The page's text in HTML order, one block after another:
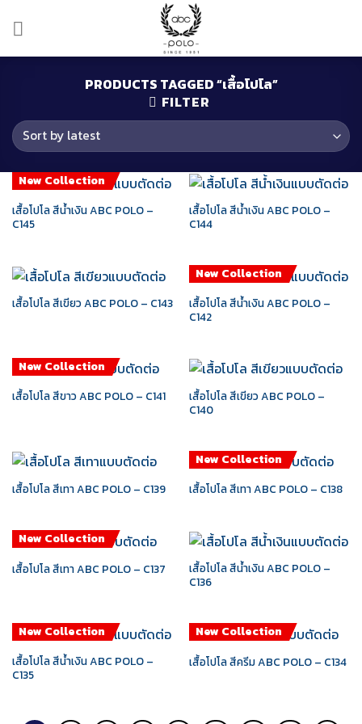
PRODUCTS TAGGED “เสื้อโปโล”
FILTER
New Collection
เสื้อโปโล สีน้ำเงิน ABC POLO –
C145
เสื้อโปโล สีน้ำเงิน ABC POLO –
C144
เสื้อโปโล สีเขียว ABC POLO – C143
New Collection
เสื้อโปโล สีน้ำเงิน ABC POLO –
C142
New Collection
เสื้อโปโล สีขาว ABC POLO – C141
เสื้อโปโล สีเขียว ABC POLO –
C140
เสื้อโปโล สีเทา ABC POLO – C139
New Collection
เสื้อโปโล สีเทา ABC POLO – C138
New Collection
เสื้อโปโล สีเทา ABC POLO – C137
เสื้อโปโล สีน้ำเงิน ABC POLO –
C136
New Collection
เสื้อโปโล สีน้ำเงิน ABC POLO –
C135
New Collection
เสื้อโปโล สีครีม ABC POLO – C134